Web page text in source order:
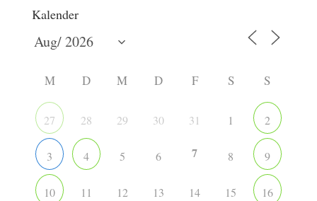
Kalender
M D M D F S S
27 28 29 30 31 1 2
3 4 5 6 7 8 9
10 11 12 13 14 15 16